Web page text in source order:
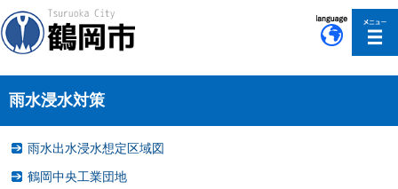
雨水浸水対策
雨水出水浸水想定区域図
鶴岡中央工業団地